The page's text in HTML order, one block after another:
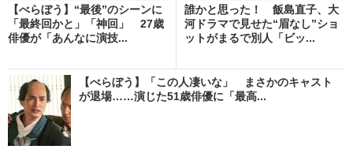
【べらぼう】“最後”のシーンに
「最終回かと」「神回」 27歳
俳優が「あんなに演技...
誰かと思った！ 飯島直子、大
河ドラマで見せた“眉なし”ショ
ットがまるで別人「ビッ...
【べらぼう】「この人凄いな」 まさかのキャスト
が退場……演じた51歳俳優に「最高...